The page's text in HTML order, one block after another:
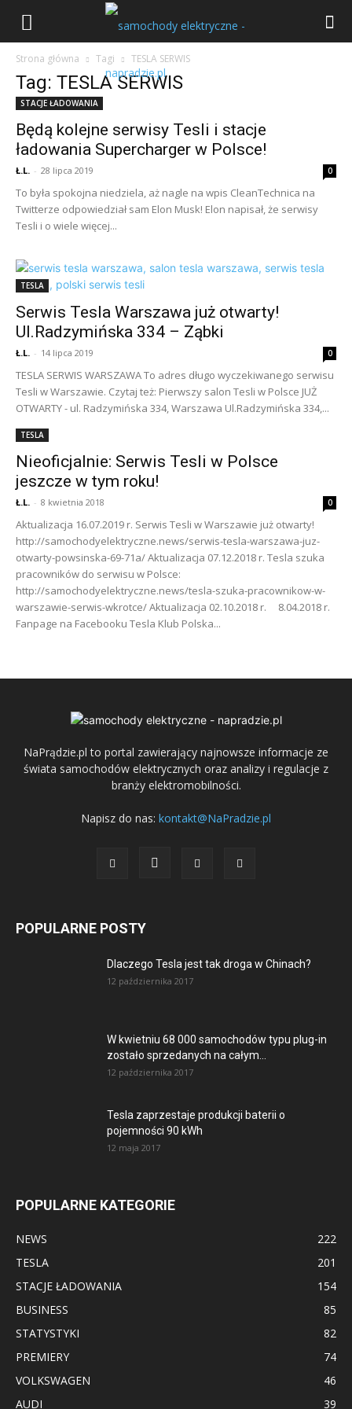
Strona główna Tagi TESLA SERWIS
Tag: TESLA SERWIS
STACJE ŁADOWANIA
Będą kolejne serwisy Tesli i stacje
ładowania Supercharger w Polsce!
Ł.L. - 28 lipca 2019 0
To była spokojna niedziela, aż nagle na wpis CleanTechnica na
Twitterze odpowiedział sam Elon Musk! Elon napisał, że serwisy
Tesli i o wiele więcej...
TESLA
Serwis Tesla Warszawa już otwarty!
Ul.Radzymińska 334 – Ząbki
Ł.L. - 14 lipca 2019 0
TESLA SERWIS WARSZAWA To adres długo wyczekiwanego serwisu
Tesli w Warszawie. Czytaj też: Pierwszy salon Tesli w Polsce JUŻ
OTWARTY - ul. Radzymińska 334, Warszawa Ul.Radzymińska 334,...
TESLA
Nieoficjalnie: Serwis Tesli w Polsce
jeszcze w tym roku!
Ł.L. - 8 kwietnia 2018 0
Aktualizacja 16.07.2019 r. Serwis Tesli w Warszawie już otwarty!
http://samochodyelektryczne.news/serwis-tesla-warszawa-juz-
otwarty-powsinska-69-71a/ Aktualizacja 07.12.2018 r. Tesla szuka
pracowników do serwisu w Polsce:
http://samochodyelektryczne.news/tesla-szuka-pracownikow-w-
warszawie-serwis-wkrotce/ Aktualizacja 02.10.2018 r. 8.04.2018 r.
Fanpage na Facebooku Tesla Klub Polska...
NaPrądzie.pl to portal zawierający najnowsze informacje ze
świata samochodów elektrycznych oraz analizy i regulacje z
branży elektromobilności.
Napisz do nas: kontakt@NaPradzie.pl
POPULARNE POSTY
Dlaczego Tesla jest tak droga w Chinach?
12 października 2017
W kwietniu 68 000 samochodów typu plug-in
zostało sprzedanych na całym...
12 października 2017
Tesla zaprzestaje produkcji baterii o
pojemności 90 kWh
12 maja 2017
POPULARNE KATEGORIE
NEWS
222
TESLA
201
STACJE ŁADOWANIA
154
BUSINESS
85
STATYSTYKI
82
PREMIERY
74
VOLKSWAGEN
46
AUDI
39